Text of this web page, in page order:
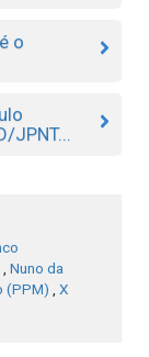
o
JPNT...
Nuno da
(PPM)
X